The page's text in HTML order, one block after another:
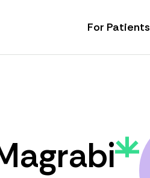
For Patients